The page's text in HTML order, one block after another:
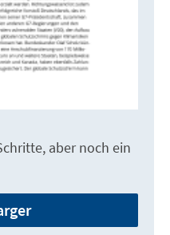
aber noch ein